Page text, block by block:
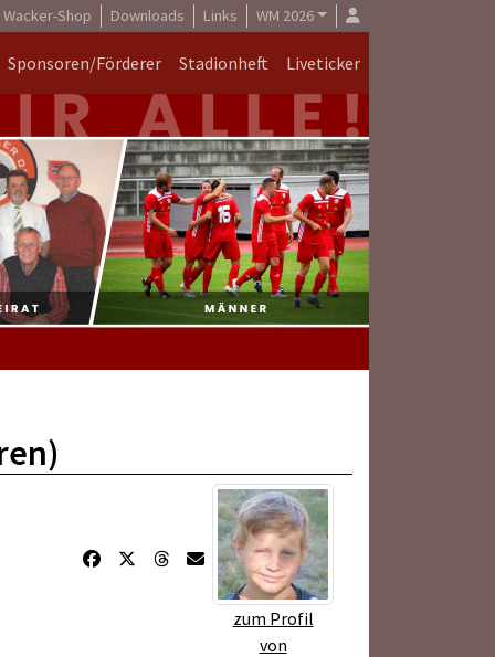
Wacker-Shop Downloads Links WM 2026
Sponsoren/Förderer Stadionheft Liveticker
zum Profil
von